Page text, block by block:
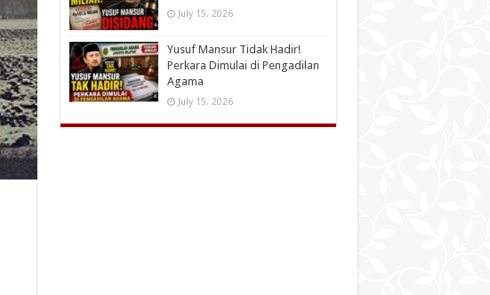
July 15, 2026
Yusuf Mansur Tidak Hadir!
Perkara Dimulai di Pengadilan
Agama
July 15, 2026